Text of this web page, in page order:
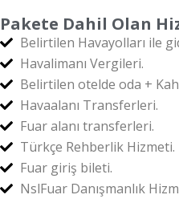
Pakete Dahil Olan
Belirtilen Havayolları ile
Havalimanı Vergileri.
Belirtilen otelde oda +
Havaalanı Transferleri.
Fuar alanı transferleri.
Türkçe Rehberlik Hizmeti.
Fuar giriş bileti.
NslFuar Danışmanlık